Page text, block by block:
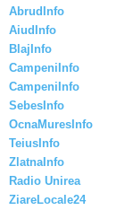
AbrudInfo
AiudInfo
BlajInfo
CampeniInfo
CampeniInfo
SebesInfo
OcnaMuresInfo
TeiusInfo
ZlatnaInfo
Radio Unirea
ZiareLocale24